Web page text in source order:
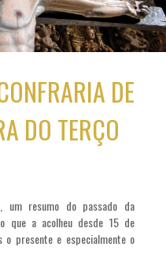
DE
DO TERÇO
um resumo do passado da
que a acolheu desde 15 de
o presente e especialmente o